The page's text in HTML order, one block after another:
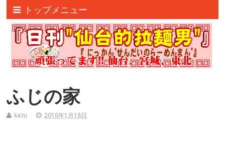
トップメニュー
ふじの家
kazu 2016年1月18日